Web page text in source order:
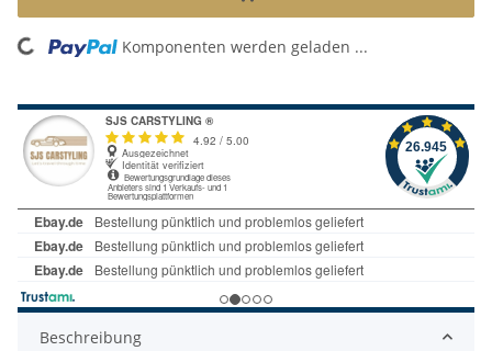
Komponenten werden geladen ...
Beschreibung